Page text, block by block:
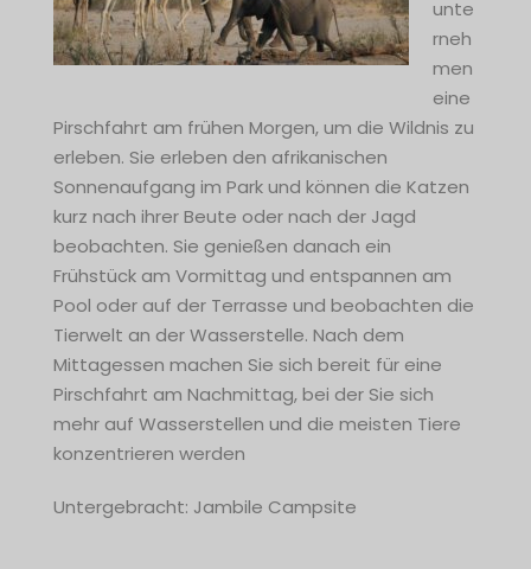
unte
rneh
men
eine
Pirschfahrt am frühen Morgen, um die Wildnis zu
erleben. Sie erleben den afrikanischen
Sonnenaufgang im Park und können die Katzen
kurz nach ihrer Beute oder nach der Jagd
beobachten. Sie genießen danach ein
Frühstück am Vormittag und entspannen am
Pool oder auf der Terrasse und beobachten die
Tierwelt an der Wasserstelle. Nach dem
Mittagessen machen Sie sich bereit für eine
Pirschfahrt am Nachmittag, bei der Sie sich
mehr auf Wasserstellen und die meisten Tiere
konzentrieren werden
Untergebracht: Jambile Campsite